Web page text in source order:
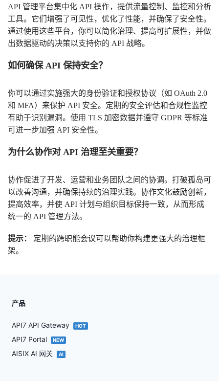
API 管理平台集中化 API 操作，提供流量控制、监控和分析
工具。它们增强了可见性，优化了性能，并确保了安全性。
通过使用这些平台，你可以简化治理、提高可扩展性，并做
出数据驱动的决策以支持你的 API 战略。
如何确保 API 保持安全？
你可以通过实施强大的身份验证和授权协议（如 OAuth 2.0
和 MFA）来保护 API 安全。定期的安全评估和合规性监控
有助于识别漏洞。使用 TLS 加密数据并遵守 GDPR 等标准
可进一步加强 API 安全性。
为什么协作对 API 治理至关重要？
协作促进了开发、运营和业务团队之间的协调。打破孤岛可
以改善沟通，并确保持续的治理实践。协作文化鼓励创新，
提高效率，并使 API 计划与组织目标保持一致，从而形成
统一的 API 管理方法。
提示：
定期的跨职能会议可以帮助你构建更强大的治理框
架。
产品
API7 API Gateway HOT
API7 Portal NEW
AISIX AI 网关 AI